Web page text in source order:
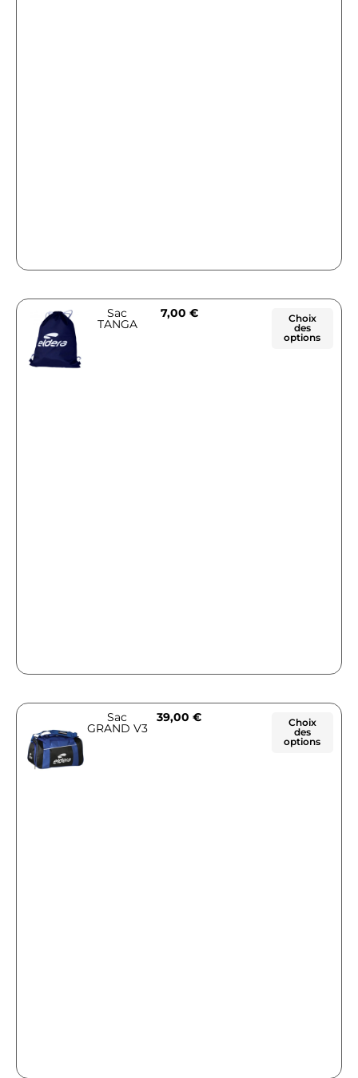
Sac
TANGA
7,00 €
Choix
des
options
Sac
GRAND V3
39,00 €
Choix
des
options